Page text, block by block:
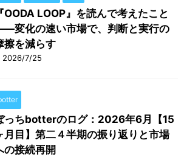
『OODA LOOP』を読んで考えたこと
変化の速い市場で、判断と実行の
擦を減らす
2026/7/25
っちbotterのログ：2026年6月【15
月目】第二４半期の振り返りと市場
の接続再開